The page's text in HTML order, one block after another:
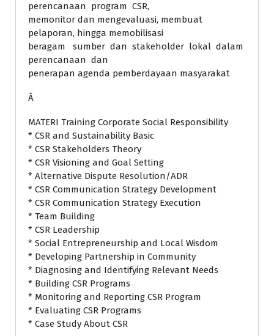
perencanaan program CSR,
memonitor dan mengevaluasi, membuat
pelaporan, hingga memobilisasi
beragam sumber dan stakeholder lokal dalam
perencanaan dan
penerapan agenda pemberdayaan masyarakat
Â
MATERI Training Corporate Social Responsibility
* CSR and Sustainability Basic
* CSR Stakeholders Theory
* CSR Visioning and Goal Setting
* Alternative Dispute Resolution/ADR
* CSR Communication Strategy Development
* CSR Communication Strategy Execution
* Team Building
* CSR Leadership
* Social Entrepreneurship and Local Wisdom
* Developing Partnership in Community
* Diagnosing and Identifying Relevant Needs
* Building CSR Programs
* Monitoring and Reporting CSR Program
* Evaluating CSR Programs
* Case Study About CSR